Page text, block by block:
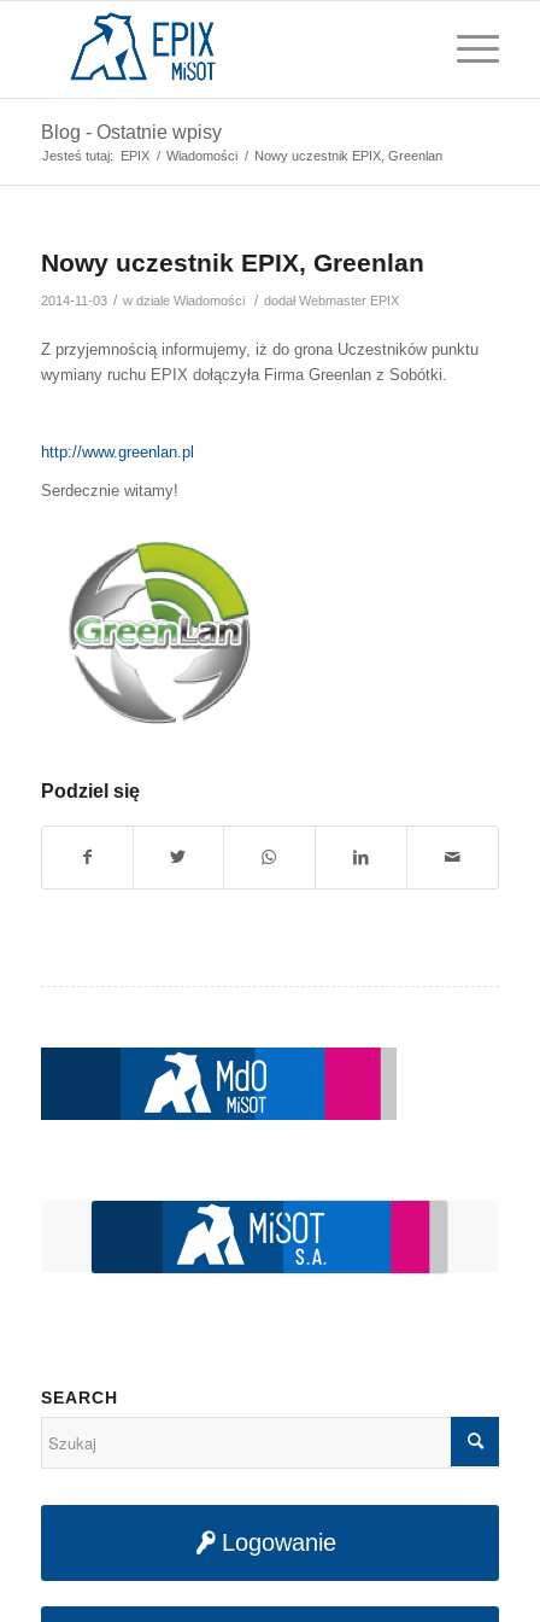
Blog - Ostatnie wpisy
Jesteś tutaj: EPIX / Wiadomości / Nowy uczestnik EPIX, Greenlan
Nowy uczestnik EPIX, Greenlan
2014-11-03 / w dziale Wiadomości / dodałWebmaster EPIX
Z przyjemnością informujemy, iż do grona Uczestników punktu
wymiany ruchu EPIX dołączyła Firma Greenlan z Sobótki.
http://www.greenlan.pl
Serdecznie witamy!
Podziel się
SEARCH
Logowanie